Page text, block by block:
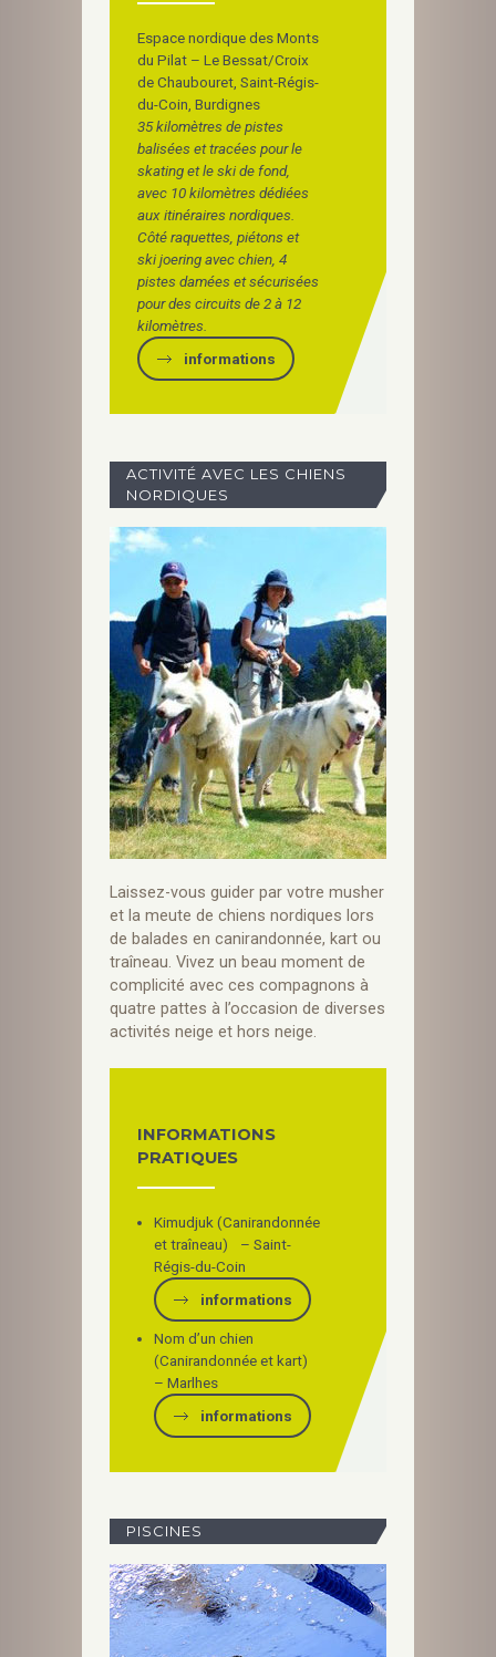
Espace nordique des Monts
du Pilat – Le Bessat/Croix
de Chaubouret, Saint-Régis-
du-Coin, Burdignes
35 kilomètres de pistes
balisées et tracées pour le
skating et le ski de fond,
avec 10 kilomètres dédiées
aux itinéraires nordiques.
Côté raquettes, piétons et
ski joering avec chien, 4
pistes damées et sécurisées
pour des circuits de 2 à 12
kilomètres.
informations
ACTIVITÉ AVEC LES CHIENS
NORDIQUES
Laissez-vous guider par votre musher
et la meute de chiens nordiques lors
de balades en canirandonnée, kart ou
traîneau. Vivez un beau moment de
complicité avec ces compagnons à
quatre pattes à l’occasion de diverses
activités neige et hors neige.
INFORMATIONS
PRATIQUES
Kimudjuk (Canirandonnée
et traîneau) – Saint-
Régis-du-Coin
informations
Nom d’un chien
(Canirandonnée et kart)
– Marlhes
informations
PISCINES